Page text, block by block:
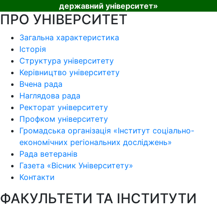
державний університет»
ПРО УНІВЕРСИТЕТ
Загальна характеристика
Історія
Структура університету
Керівництво університету
Вчена рада
Наглядова рада
Ректорат університету
Профком університету
Громадська організація «Інститут соціально-
економічних регіональних досліджень»
Рада ветеранів
Газета «Вісник Університету»
Контакти
ФАКУЛЬТЕТИ ТА ІНСТИТУТИ